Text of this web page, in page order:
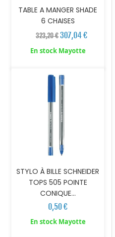
TABLE A MANGER SHADE
6 CHAISES
323,20 €307,04 €
En stock Mayotte
STYLO À BILLE SCHNEIDER
TOPS 505 POINTE
CONIQUE...
0,50 €
En stock Mayotte